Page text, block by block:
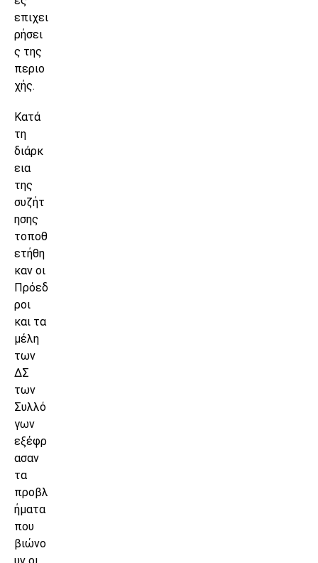
επιχει
ρήσει
ς της
περιο
χής.
Κατά
τη
διάρκ
εια
της
συζήτ
ησης
τοποθ
ετήθη
καν οι
Πρόεδ
ροι
και τα
μέλη
των
ΔΣ
των
Συλλό
γων
εξέφρ
ασαν
τα
προβλ
ήματα
που
βιώνο